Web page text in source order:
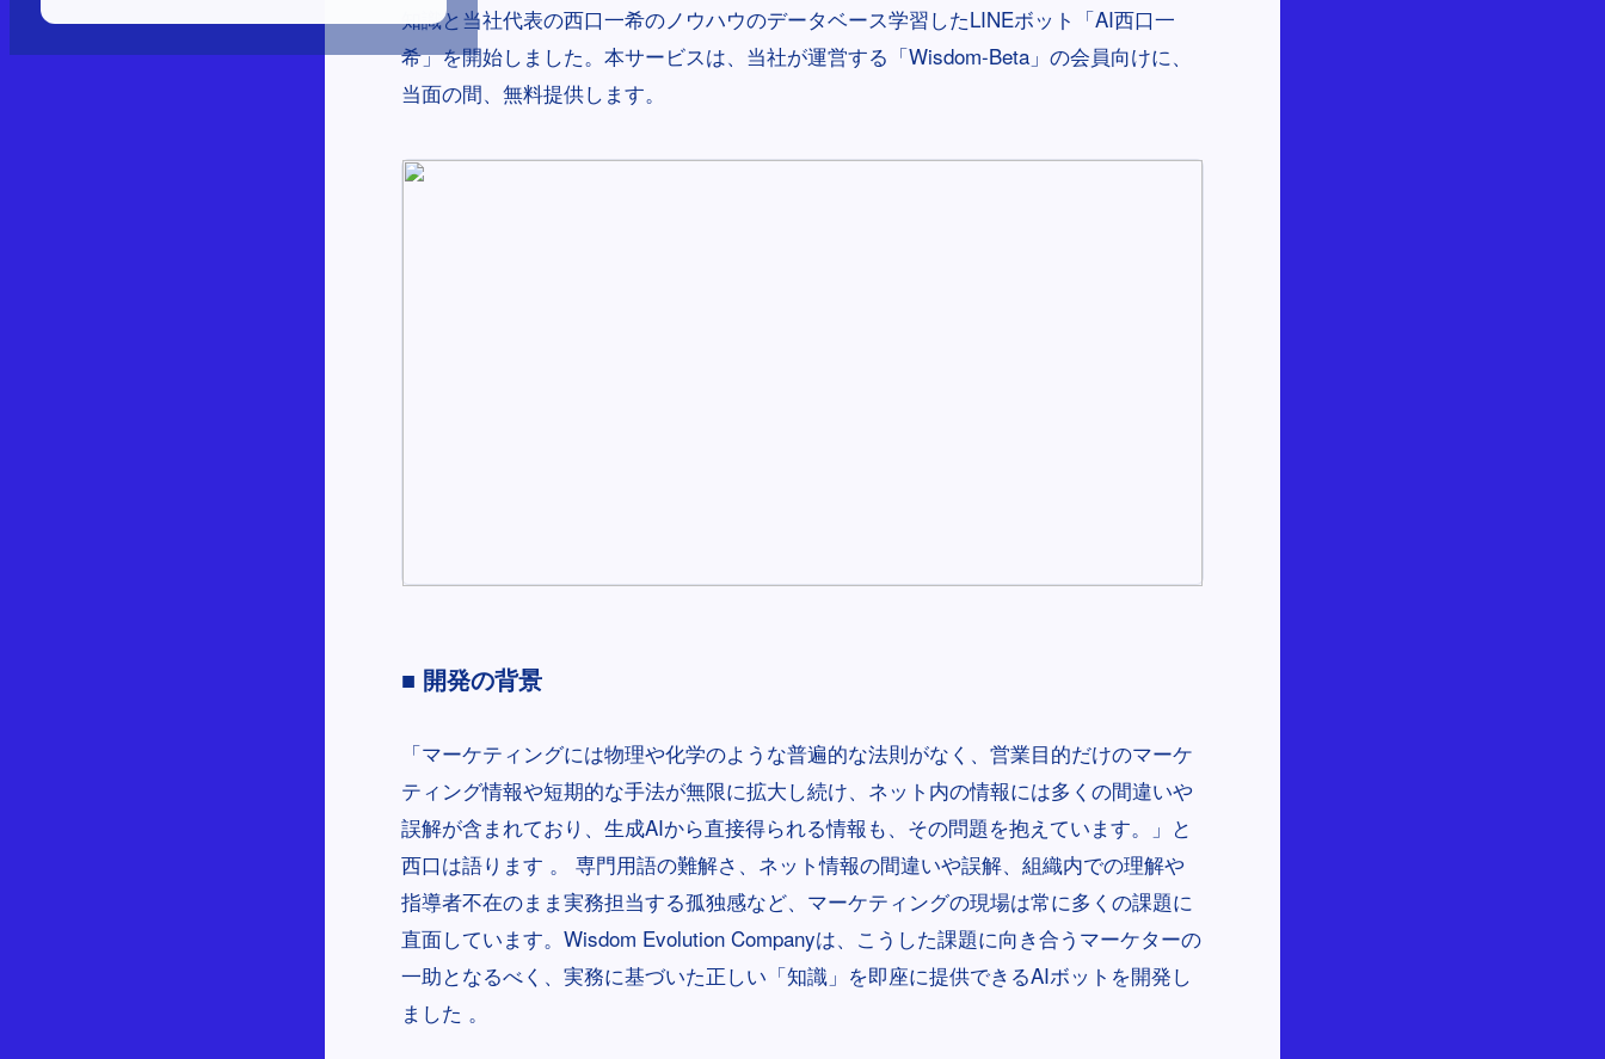
知識と当社代表の西口一希のノウハウのデータベース学習したLINEボット「AI西口一
希」を開始しました。本サービスは、当社が運営する「Wisdom-Beta」の会員向けに、
当面の間、無料提供します。
■ 開発の背景
「マーケティングには物理や化学のような普遍的な法則がなく、営業目的だけのマーケ
ティング情報や短期的な手法が無限に拡大し続け、ネット内の情報には多くの間違いや
誤解が含まれており、生成AIから直接得られる情報も、その問題を抱えています。」と
西口は語ります 。 専門用語の難解さ、ネット情報の間違いや誤解、組織内での理解や
指導者不在のまま実務担当する孤独感など、マーケティングの現場は常に多くの課題に
直面しています。Wisdom Evolution Companyは、こうした課題に向き合うマーケターの
一助となるべく、実務に基づいた正しい「知識」を即座に提供できるAIボットを開発し
ました 。